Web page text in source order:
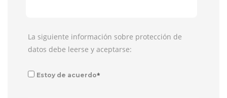
La siguiente información sobre protección de
datos debe leerse y aceptarse:
Estoy de acuerdo*